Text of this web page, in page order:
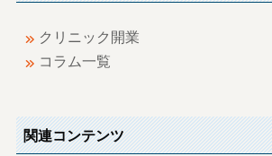
クリニック開業
コラム一覧
関連コンテンツ